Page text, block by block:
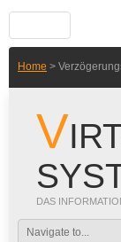
Home >
V
DAS